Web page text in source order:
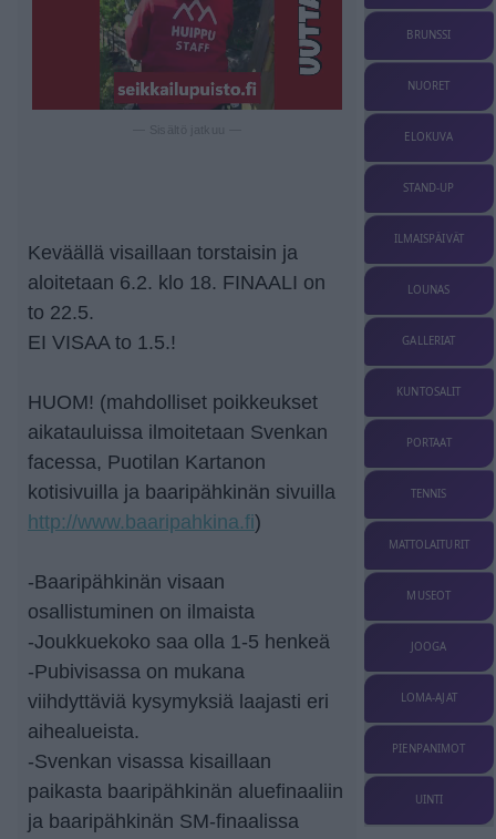
Keväällä visaillaan torstaisin ja
aloitetaan 6.2. klo 18. FINAALI on
to 22.5.
EI VISAA to 1.5.!
HUOM! (mahdolliset poikkeukset
aikatauluissa ilmoitetaan Svenkan
facessa, Puotilan Kartanon
kotisivuilla ja baaripähkinän sivuilla
http://www.baaripahkina.fi)
-Baaripähkinän visaan
osallistuminen on ilmaista
-Joukkuekoko saa olla 1-5 henkeä
-Pubivisassa on mukana
viihdyttäviä kysymyksiä laajasti eri
aihealueista.
-Svenkan visassa kisaillaan
paikasta baaripähkinän aluefinaaliin
ja baaripähkinän SM-finaalissa
BRUNSSI
NUORET
ELOKUVA
STAND-UP
ILMAISPÄIVÄT
LOUNAS
GALLERIAT
KUNTOSALIT
PORTAAT
TENNIS
MATTOLAITURIT
MUSEOT
JOOGA
LOMA-AJAT
PIENPANIMOT
UINTI